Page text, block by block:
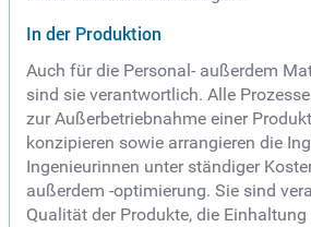
In der Produktion
Auch für die Personal- außerdem
sind sie verantwortlich. Alle
zur Außerbetriebnahme einer
konzipieren sowie arrangieren die
Ingenieurinnen unter ständiger
außerdem -optimierung. Sie sind
Qualität der Produkte, die